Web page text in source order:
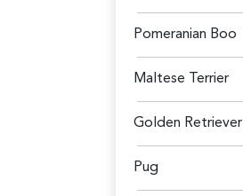
Pomeranian Boo
Maltese Terrier
Golden Retriever
Pug